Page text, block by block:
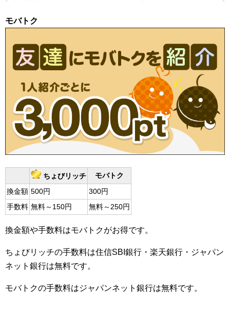
モバトク
ちょびリッチ モバトク
換金額 500円
300円
手数料 無料～150円 無料～250円
換金額や手数料はモバトクがお得です。
ちょびリッチの手数料は住信SBI銀行・楽天銀行・ジャパン
ネット銀行は無料です。
モバトクの手数料はジャパンネット銀行は無料です。